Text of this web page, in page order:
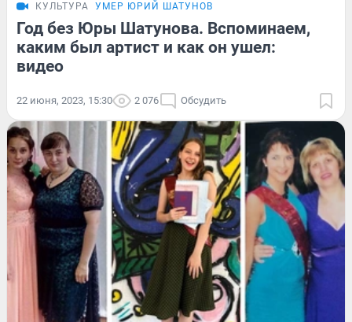
КУЛЬТУРА УМЕР ЮРИЙ ШАТУНОВ
Год без Юры Шатунова. Вспоминаем,
каким был артист и как он ушел:
видео
22 июня, 2023, 15:30 2 076 Обсудить